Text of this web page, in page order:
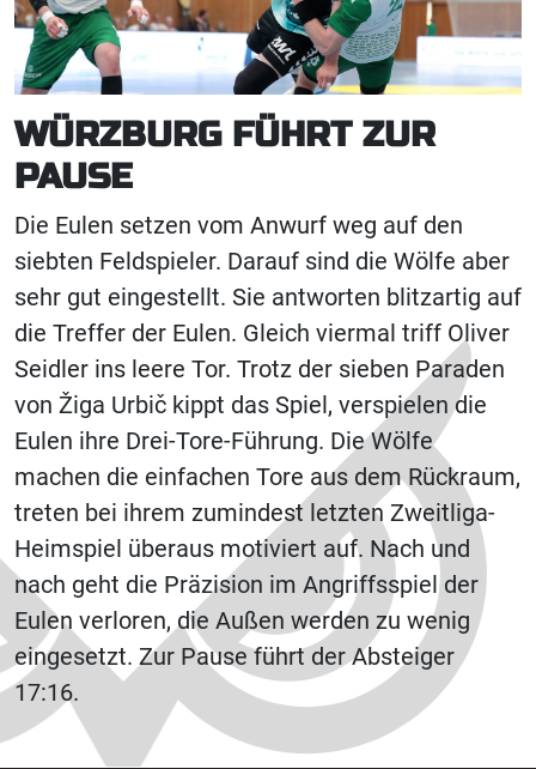
WÜRZBURG FÜHRT ZUR
PAUSE
Die Eulen setzen vom Anwurf weg auf den
siebten Feldspieler. Darauf sind die Wölfe aber
sehr gut eingestellt. Sie antworten blitzartig auf
die Treffer der Eulen. Gleich viermal triff Oliver
Seidler ins leere Tor. Trotz der sieben Paraden
von Žiga Urbič kippt das Spiel, verspielen die
Eulen ihre Drei-Tore-Führung. Die Wölfe
machen die einfachen Tore aus dem Rückraum,
treten bei ihrem zumindest letzten Zweitliga-
Heimspiel überaus motiviert auf. Nach und
nach geht die Präzision im Angriffsspiel der
Eulen verloren, die Außen werden zu wenig
eingesetzt. Zur Pause führt der Absteiger
17:16.